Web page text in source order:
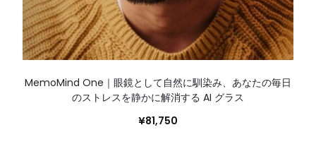
MemoMind One｜眼鏡として自然に馴染み、あなたの毎日
のストレスを静かに解消する AI グラス
¥81,750